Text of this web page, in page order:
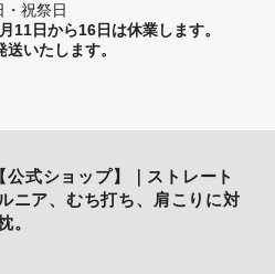
・祝祭日
11日から16日は休業します。
いたします。
式ショップ】｜ストレート
ニア、むち打ち、肩こりに対
。